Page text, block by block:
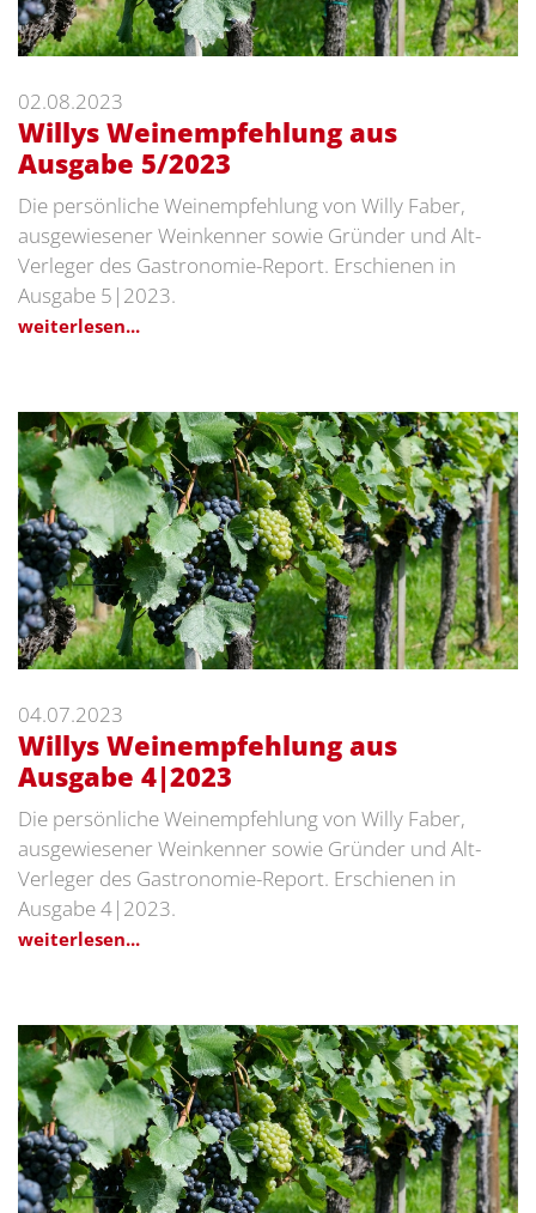
02.08.2023
Willys Weinempfehlung aus
Ausgabe 5/2023
Die persönliche Weinempfehlung von Willy Faber,
ausgewiesener Weinkenner sowie Gründer und Alt-
Verleger des Gastronomie-Report. Erschienen in
Ausgabe 5|2023.
weiterlesen...
04.07.2023
Willys Weinempfehlung aus
Ausgabe 4|2023
Die persönliche Weinempfehlung von Willy Faber,
ausgewiesener Weinkenner sowie Gründer und Alt-
Verleger des Gastronomie-Report. Erschienen in
Ausgabe 4|2023.
weiterlesen...